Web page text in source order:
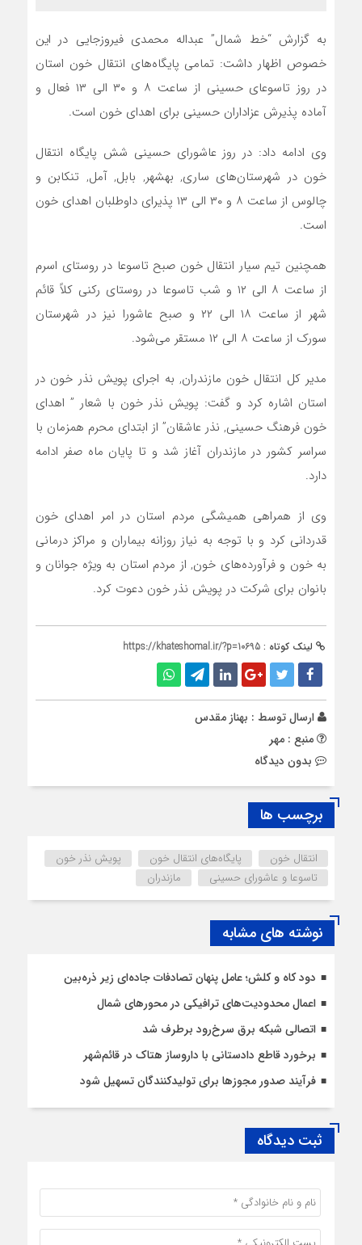
به گزارش “خط شمال” عبداله محمدی فیروزجایی در این
خصوص اظهار داشت: تمامی پایگاه‌های انتقال خون استان
در روز تاسوعای حسینی از ساعت ۸ و ۳۰ الی ١٣ فعال و
آماده پذیرش عزاداران حسینی برای اهدای خون است.
وی ادامه داد: در روز عاشورای حسینی شش پایگاه انتقال
خون در شهرستان‌های ساری, بهشهر, بابل, آمل, تنکابن و
چالوس از ساعت ۸ و ۳۰ الی ١٣ پذیرای داوطلبان اهدای خون
است.
همچنین تیم سیار انتقال خون صبح تاسوعا در روستای اسرم
از ساعت ٨ الی ١٢ و شب تاسوعا در روستای رکنی کلاً قائم
شهر از ساعت ١٨ الی ٢٢ و صبح عاشورا نیز در شهرستان
سورک از ساعت ٨ الی ١٢ مستقر می‌شود.
مدیر کل انتقال خون مازندران, به اجرای پویش نذر خون در
استان اشاره کرد و گفت: پویش نذر خون با شعار ” اهدای
خون فرهنگ حسینی, نذر عاشقان” از ابتدای محرم همزمان با
سراسر کشور در مازندران آغاز شد و تا پایان ماه صفر ادامه
دارد.
وی از همراهی همیشگی مردم استان در امر اهدای خون
قدردانی کرد و با توجه به نیاز روزانه بیماران و مراکز درمانی
به خون و فرآورده‌های خون, از مردم استان به ویژه جوانان و
بانوان برای شرکت در پویش نذر خون دعوت کرد.
لینک کوتاه : https://khateshomal.ir/?p=10695
ارسال توسط : بهناز مقدس
منبع : مهر
بدون دیدگاه
برچسب ها
انتقال خون پایگاه‌های انتقال خون
پویش نذر خون
تاسوعا و عاشورای حسینی
مازندران
نوشته های مشابه
دود کاه و کلش؛ عامل پنهان تصادفات جاده‌ای زیر ذره‌بین
اعمال محدودیت‌‌های ترافیکی در محورهای شمال
اتصالی شبکه برق سرخ‌رود برطرف شد
برخورد قاطع دادستانی با داروساز هتاک در قائم‌شهر
فرآیند صدور مجوزها برای تولیدکنندگان تسهیل شود
ثبت دیدگاه